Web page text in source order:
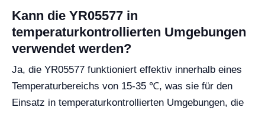
Kann die YR05577 in
temperaturkontrollierten Umgebungen
verwendet werden?
Ja, die YR05577 funktioniert effektiv innerhalb eines
Temperaturbereichs von 15-35 ℃, was sie für den
Einsatz in temperaturkontrollierten Umgebungen, die